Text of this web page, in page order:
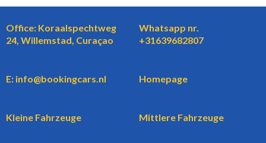
Office: Koraalspechtweg
24, Willemstad, Curaçao
Whatsapp nr.
+31639682807
E: info@bookingcars.nl Homepage
Kleine Fahrzeuge Mittlere Fahrzeuge